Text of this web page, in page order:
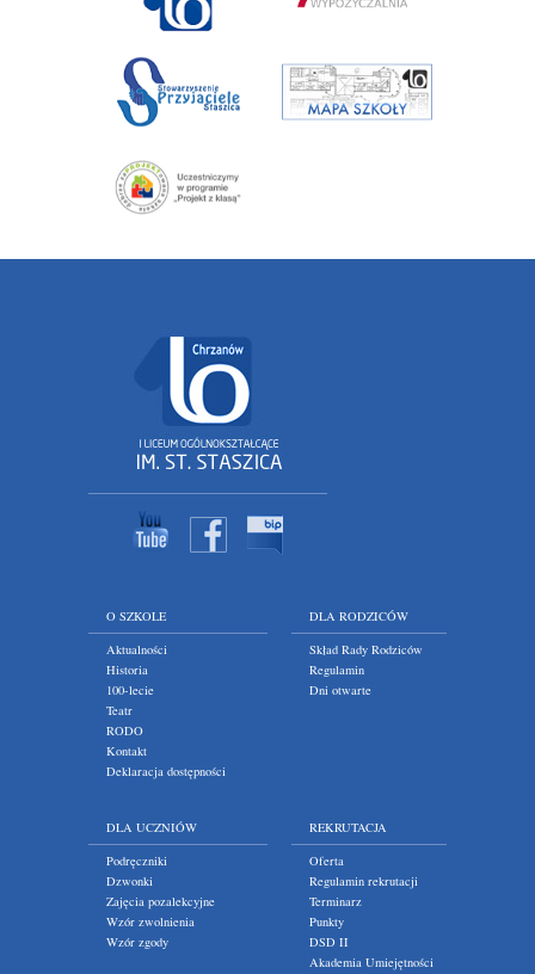
O SZKOLE
Aktualności
Historia
100-lecie
Teatr
RODO
Kontakt
Deklaracja dostępności
DLA RODZICÓW
Skład Rady Rodziców
Regulamin
Dni otwarte
DLA UCZNIÓW
Podręczniki
Dzwonki
Zajęcia pozalekcyjne
Wzór zwolnienia
Wzór zgody
REKRUTACJA
Oferta
Regulamin rekrutacji
Terminarz
Punkty
DSD II
Akademia Umiejętności